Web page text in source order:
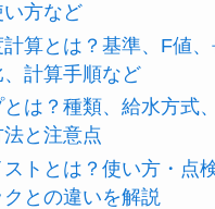
方など
算とは？基準、F値
計算手順など
は？種類、給水方式
と注意点
トとは？使い方・点
との違いを解説